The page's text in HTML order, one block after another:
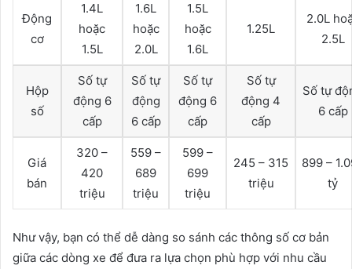
Động
cơ
1.4L
hoặc
1.5L
1.6L
hoặc
2.0L
1.5L
hoặc
1.6L
1.25L
2.0L
2.5L
Hộp
số
Số tự
động 6
cấp
Số tự
động
6 cấp
Số tự
động 6
cấp
Số tự
động 4
cấp
Số tự
6 cấp
Giá
bán
320 –
420
triệu
559 –
689
triệu
599 –
699
triệu
245 – 315
triệu
899 –
tỷ
Như vậy, bạn có thể dễ dàng so sánh các thông số cơ bản
giữa các dòng xe để đưa ra lựa chọn phù hợp với nhu cầu